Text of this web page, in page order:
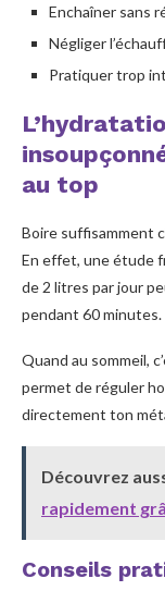
Enchaîner sans
Négliger
Pratiquer trop
au top
Boire suffisamment
En effet, une étude
de 2 litres par jour
pendant 60 minutes.
Quand au sommeil,
permet de réguler
directement ton
Découvrez
rapidement
Conseils